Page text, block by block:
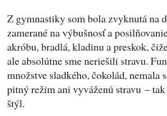
Z gymnastiky som bola zvyknutá na
zamerané na výbušnosť a
akróbu, bradlá, kladinu a preskok,
ale absolútne sme neriešili stravu.
množstve sladkého, čokolád, nemala
pitný režim ani vyváženú stravu –
štýl.